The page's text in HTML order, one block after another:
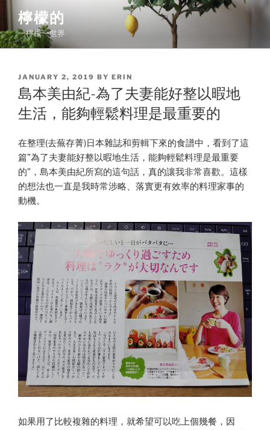
content
檸檬的
一檸檬一世界
POSTED
ON
JANUARY 2, 2019 BY ERIN
島本美由紀-為了夫妻能好整以暇地
生活，能夠輕鬆料理是最重要的
在整理(去蕪存菁)日本雜誌和剪輯下來的食譜中，看到了這
篇”為了夫妻能好整以暇地生活，能夠輕鬆料理是最重要
的”，島本美由紀所寫的這句話，真的讓我非常喜歡。這樣
的想法也一直是我時常涉略、落實更有效率的料理家事的
動機。
如果用了比較複雜的料理，就希望可以吃上個幾餐，因